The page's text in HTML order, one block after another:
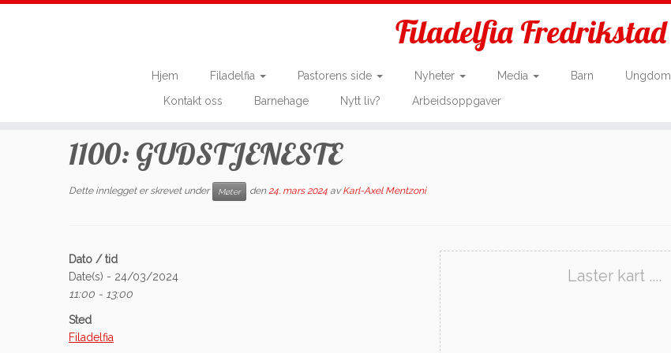
Filadelfia Fredrikstad
Hjem Filadelfia Pastorens side Nyheter Media Barn Ungdom
Kontakt oss
Barnehage Nytt liv? Arbeidsoppgaver
1100: GUDSTJENESTE
1100: GUDSTJENESTE
Dette innlegget er skrevet under Møter den24. mars 2024 avKarl-Axel Mentzoni
Laster kart ....
Dato / tid
Date(s) - 24/03/2024
11:00 - 13:00
Sted
Filadelfia